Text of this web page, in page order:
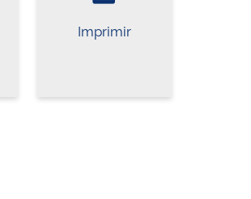
Imprimir